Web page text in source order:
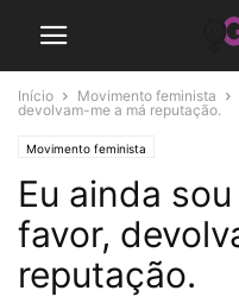
Início Movimento feminista
devolvam-me a má reputação.
Movimento feminista
Eu ainda
favor,
reputação.